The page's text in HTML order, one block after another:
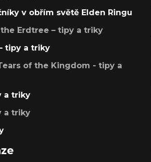
v obřím světě Elden Ringu
Erdtree – tipy a triky
tipy a triky
of the Kingdom - tipy a
a triky
a triky